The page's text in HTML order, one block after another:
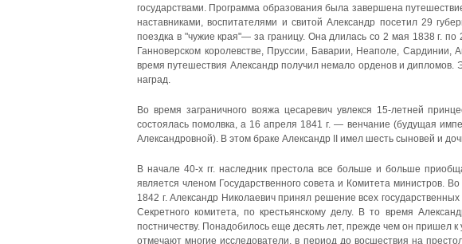
государствами. Программа образова­ния была завершена
наставниками, воспитателями и свитой Александр посетил 29
поездка в "чужие края"— за границу. Она длилась со 2 мая 1838 г.
Ганноверском королевстве, Пруссии, Баварии, Неаполе, Сардинии,
время путешествия Александр получил немало орденов и дипломов.
наград.
Во время заграничного вояжа цесаревич увлекся 15-летней
состоялась помолв­ка, а 16 апреля 1841 г. — венчание (будущая
Александровной). В этом браке Алек­сандр II имел шесть сыновей и
В начале 40-х гг. наследник престола все больше и больше
является членом Государственного совета и Комитета министров.
1842 г. Александр Николаевич принял решение всех
Секретного комитета, по крестьянскому делу. В то время
постничеству. Понадобилось еще десять лет, прежде чем он пришел
отмечают мно­гие исследователи, в период до восшествия на